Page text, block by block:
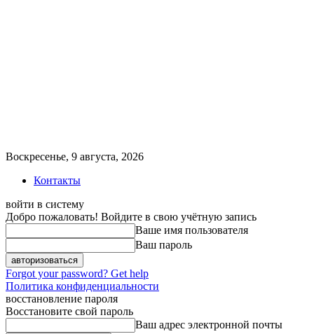
Воскресенье, 9 августа, 2026
Контакты
войти в систему
Добро пожаловать! Войдите в свою учётную запись
Ваше имя пользователя
Ваш пароль
Forgot your password? Get help
Политика конфиденциальности
восстановление пароля
Восстановите свой пароль
Ваш адрес электронной почты